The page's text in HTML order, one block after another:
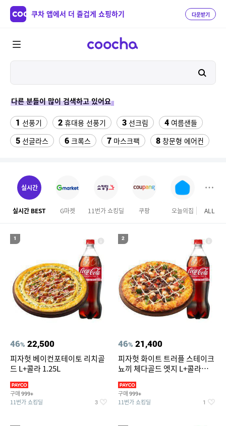
쿠차 앱에서 더 즐겁게 쇼핑하기 다운받기
다른 분들이 많이 검색하고 있어요
1 선풍기 2 휴대용 선풍기 3 선크림 4 여름샌들
5 선글라스 6 크록스 7 마스크팩 8 창문형 에어컨
11 수향미쌀10kg특등급
13 대나무돗자리
15 스테비아 방울토마토 16 푸마슬리퍼 17 북엇국 라면
성인용세발자전거중고
ALL
실시간
실시간 BEST G마켓 11번가 쇼킹딜 쿠팡 오늘의집 현대홈
1
46% 22,500
피자헛 베이컨포테이토 리치골
드 L+콜라 1.25L
구매 999+
11번가 쇼킹딜 3
2
46% 21,400
피자헛 화이트 트러플 스테이크
뇨끼 체다골드 엣지 L+콜라
구매 999+
11번가 쇼킹딜 1